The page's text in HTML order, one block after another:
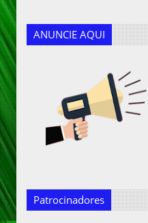
ANUNCIE AQUI
Patrocinadores